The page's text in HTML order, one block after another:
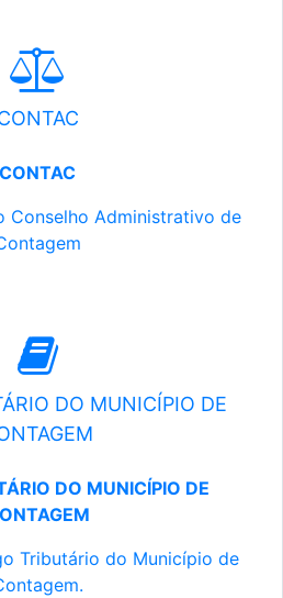
CONTAC
Conselho Administrativo de
DO MUNICÍPIO DE
DO MUNICÍPIO DE
Tributário do Município de